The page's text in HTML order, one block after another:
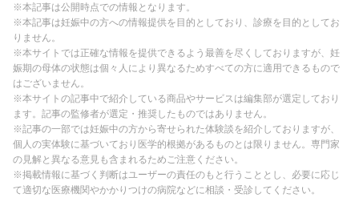
※本記事は公開時点での情報となります。
※本記事は妊娠中の方への情報提供を目的としており、診療を目的としてお
りません。
※本サイトでは正確な情報を提供できるよう最善を尽くしておりますが、妊
娠期の母体の状態は個々人により異なるためすべての方に適用できるもので
はございません。
※本サイトの記事中で紹介している商品やサービスは編集部が選定しており
ます。記事の監修者が選定・推奨したものではありません。
※記事の一部では妊娠中の方から寄せられた体験談を紹介しておりますが、
個人の実体験に基づいており医学的根拠があるものとは限りません。専門家
の見解と異なる意見も含まれるためご注意ください。
※掲載情報に基づく判断はユーザーの責任のもと行うこととし、必要に応じ
て適切な医療機関やかかりつけの病院などに相談・受診してください。